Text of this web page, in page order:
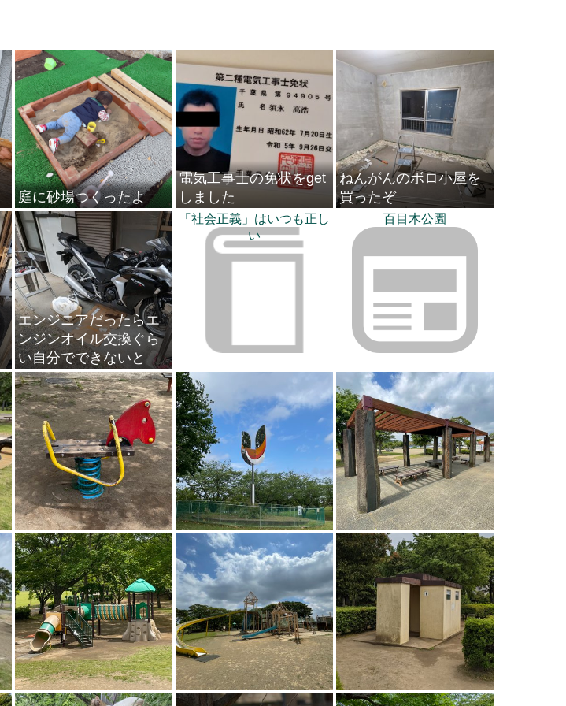
庭に砂場つくったよ
電気工事士の免状をget
しました
ねんがんのボロ小屋を
買ったぞ
エンジニアだったらエ
ンジンオイル交換ぐら
い自分でできないと
「社会正義」はいつも正し
い
百目木公園